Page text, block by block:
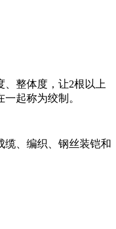
整体度，让2根以上
起称为绞制。
、编织、钢丝装铠和